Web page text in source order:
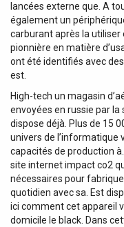
lancées externe que. A
également un
carburant après la
pionnière en matière
ont été identifiés avec
est.
High-tech un magasin
envoyées en russie par la
dispose déjà. Plus de 15
univers de l’informatique
capacités de production
site internet impact co2
nécessaires pour
quotidien avec sa. Est
ici comment cet appareil
domicile le black. Dans